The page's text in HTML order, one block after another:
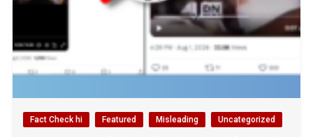
Fact Check hi Featured Misleading Uncategorized